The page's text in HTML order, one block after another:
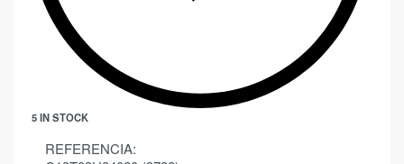
5 IN STOCK
REFERENCIA: